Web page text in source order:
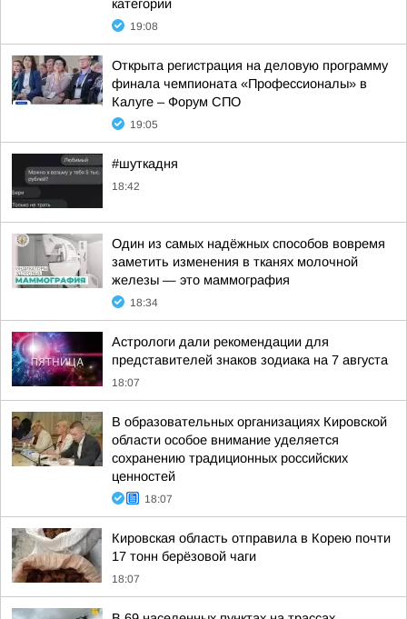
категории
19:08
Открыта регистрация на деловую программу
финала чемпионата «Профессионалы» в
Калуге – Форум СПО
19:05
#шуткадня
18:42
Один из самых надёжных способов вовремя
заметить изменения в тканях молочной
железы — это маммография
18:34
Астрологи дали рекомендации для
представителей знаков зодиака на 7 августа
18:07
В образовательных организациях Кировской
области особое внимание уделяется
сохранению традиционных российских
ценностей
18:07
Кировская область отправила в Корею почти
17 тонн берёзовой чаги
18:07